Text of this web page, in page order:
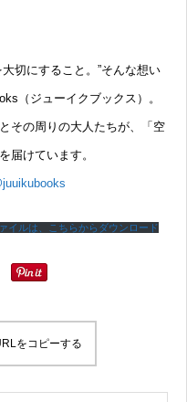
切にすること。”そんな想い
（ジューイクブックス）。
その周りの大人たちが、「空
届けています。
イルは、こちらからダウンロード
をコピーする